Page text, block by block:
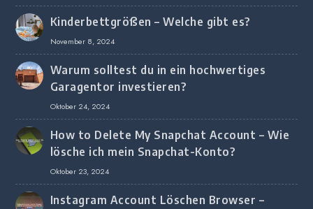
Kinderbettgrößen – Welche gibt es?
November 8, 2024
Warum solltest du in ein hochwertiges
Garagentor investieren?
Oktober 24, 2024
How to Delete My Snapchat Account – Wie
lösche ich mein Snapchat-Konto?
Oktober 23, 2024
Instagram Account Löschen Browser –